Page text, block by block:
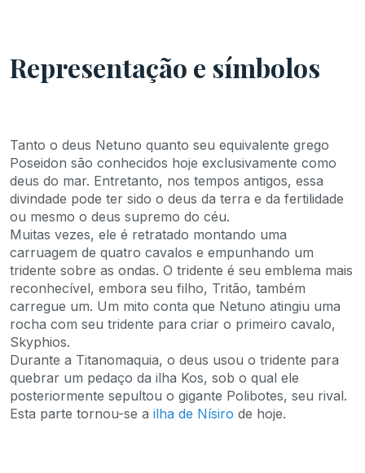
Representação e símbolos
Tanto o deus Netuno quanto seu equivalente grego
Poseidon são conhecidos hoje exclusivamente como
deus do mar. Entretanto, nos tempos antigos, essa
divindade pode ter sido o deus da terra e da fertilidade
ou mesmo o deus supremo do céu.
Muitas vezes, ele é retratado montando uma
carruagem de quatro cavalos e empunhando um
tridente sobre as ondas. O tridente é seu emblema mais
reconhecível, embora seu filho, Tritão, também
carregue um. Um mito conta que Netuno atingiu uma
rocha com seu tridente para criar o primeiro cavalo,
Skyphios.
Durante a Titanomaquia, o deus usou o tridente para
quebrar um pedaço da ilha Kos, sob o qual ele
posteriormente sepultou o gigante Polibotes, seu rival.
Esta parte tornou-se a ilha de Nísiro de hoje.